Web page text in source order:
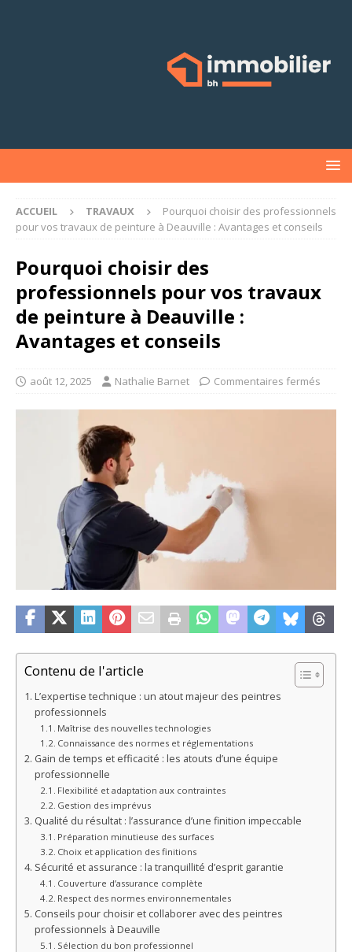
ACCUEIL TRAVAUX
Pourquoi choisir des professionnels
pour vos travaux de peinture à Deauville : Avantages et conseils
Pourquoi choisir des
professionnels pour vos travaux
de peinture à Deauville :
Avantages et conseils
août 12, 2025 Nathalie Barnet Commentaires fermés
Contenu de l'article
L’expertise technique : un atout majeur des peintres
professionnels
Maîtrise des nouvelles technologies
Connaissance des normes et réglementations
Gain de temps et efficacité : les atouts d’une équipe
professionnelle
Flexibilité et adaptation aux contraintes
Gestion des imprévus
Qualité du résultat : l’assurance d’une finition impeccable
Préparation minutieuse des surfaces
Choix et application des finitions
Sécurité et assurance : la tranquillité d’esprit garantie
Couverture d’assurance complète
Respect des normes environnementales
Conseils pour choisir et collaborer avec des peintres
professionnels à Deauville
Sélection du bon professionnel